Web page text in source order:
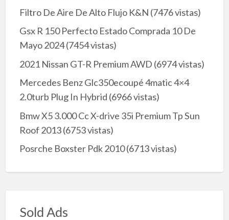
Filtro De Aire De Alto Flujo K&N (7476 vistas)
Gsx R 150 Perfecto Estado Comprada 10 De
Mayo 2024(7454 vistas)
2021 Nissan GT-R Premium AWD (6974 vistas)
Mercedes Benz Glc350ecoupé 4matic 4×4
2.0turb Plug In Hybrid (6966 vistas)
Bmw X5 3.000 Cc X-drive 35i Premium Tp Sun
Roof 2013(6753 vistas)
Posrche Boxster Pdk 2010(6713 vistas)
Sold Ads